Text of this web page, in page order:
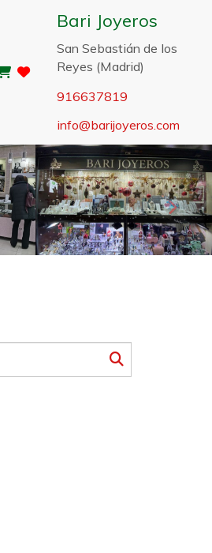
Bari Joyeros
San Sebastián de los
Reyes (Madrid)
916637819
info
barijoyeros.com